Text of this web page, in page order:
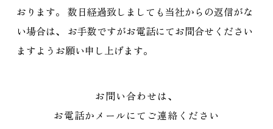
おります。 数日経過致しましても当社からの返信がな
い場合は、
お手数ですがお電話にてお問合せください
ますようお願い申し上げます。
お問い合わせは、
お電話かメールにてご連絡ください